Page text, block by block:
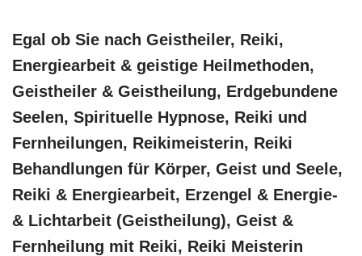
Egal ob Sie nach Geistheiler, Reiki,
Energiearbeit & geistige Heilmethoden,
Geistheiler & Geistheilung, Erdgebundene
Seelen, Spirituelle Hypnose, Reiki und
Fernheilungen, Reikimeisterin, Reiki
Behandlungen für Körper, Geist und Seele,
Reiki & Energiearbeit, Erzengel & Energie-
& Lichtarbeit (Geistheilung), Geist &
Fernheilung mit Reiki, Reiki Meisterin